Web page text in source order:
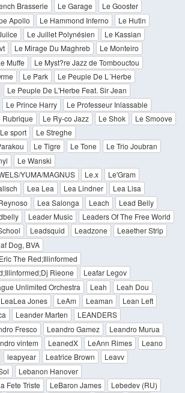
Brasserie Le Garage
Le Gooster
Apollo Le Hammond Inferno
Le Hutin
Le Juillet Polynésien
Le Kassian
Le Mirage Du Maghreb
Le Monteiro
Muffe
Le Myst?re Jazz de Tombouctou
Le Park
Le Peuple De L´Herbe
Le Peuple De L'Herbe Feat. Sir Jean
Le Prince Harry
Le Professeur Inlassable
Rubrique Le Ry-co Jazz Le Shok
Le Smoove
Le sport
Le Streghe
Le Tigre Le Tone
Le Trio Joubran
Le Wanski
YUMA/MAGNUS
Le.x
Le'Gram
Lea Lea Lea Lindner
Lea Lisa
Lea Salonga Leach
Lead Belly
Leader Music
Leaders Of The Free World
Leadsquid Leadzone
Leaether Strip
Dog, BVA
The Red;Illinformed
Rieone
Leafar Legov
Unlimited Orchestra Leah
Leah Dou
LeaLea Jones LeAm Leaman
Lean Left
Leander Marten
LEANDERS
Fresco Leandro Gamez
Leandro Murua
vintem LeanedX LeAnn Rimes
Leano
leapyear Leatrice Brown
Leavv
Lebanon Hanover
Fete Triste
LeBaron James Lebedev (RU)